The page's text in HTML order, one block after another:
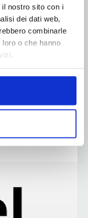
nostro sito con i
dei dati web,
combinarle
o che hanno
l'istituzione...